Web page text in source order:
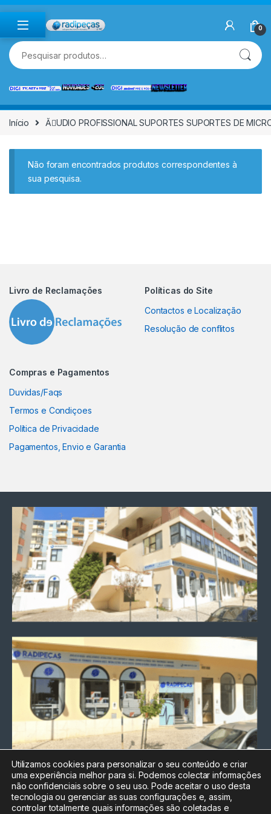
Skip to navigation
Skip to content
0
Pesquisar por:
Início ĂUDIO PROFISSIONAL SUPORTES SUPORTES DE
Não foram encontrados produtos correspondentes à
sua pesquisa.
Livro de Reclamações
Políticas do Site
Contactos e Localização
Resolução de conflitos
Compras e Pagamentos
Duvidas/Faqs
Termos e Condiçoes
Política de Privacidade
Pagamentos, Envio e Garantia
Chamada para a rede fixa
nacional
Electrónica:212
Utilizamos cookies para personalizar o seu conteúdo e criar
uma experiência melhor para si. Podemos colectar informações
não confidenciais sobre o seu uso. Pode aceitar o uso desta
tecnologia ou gerenciar as suas configurações e, assim,
controlar totalmente quais informações são coletadas e